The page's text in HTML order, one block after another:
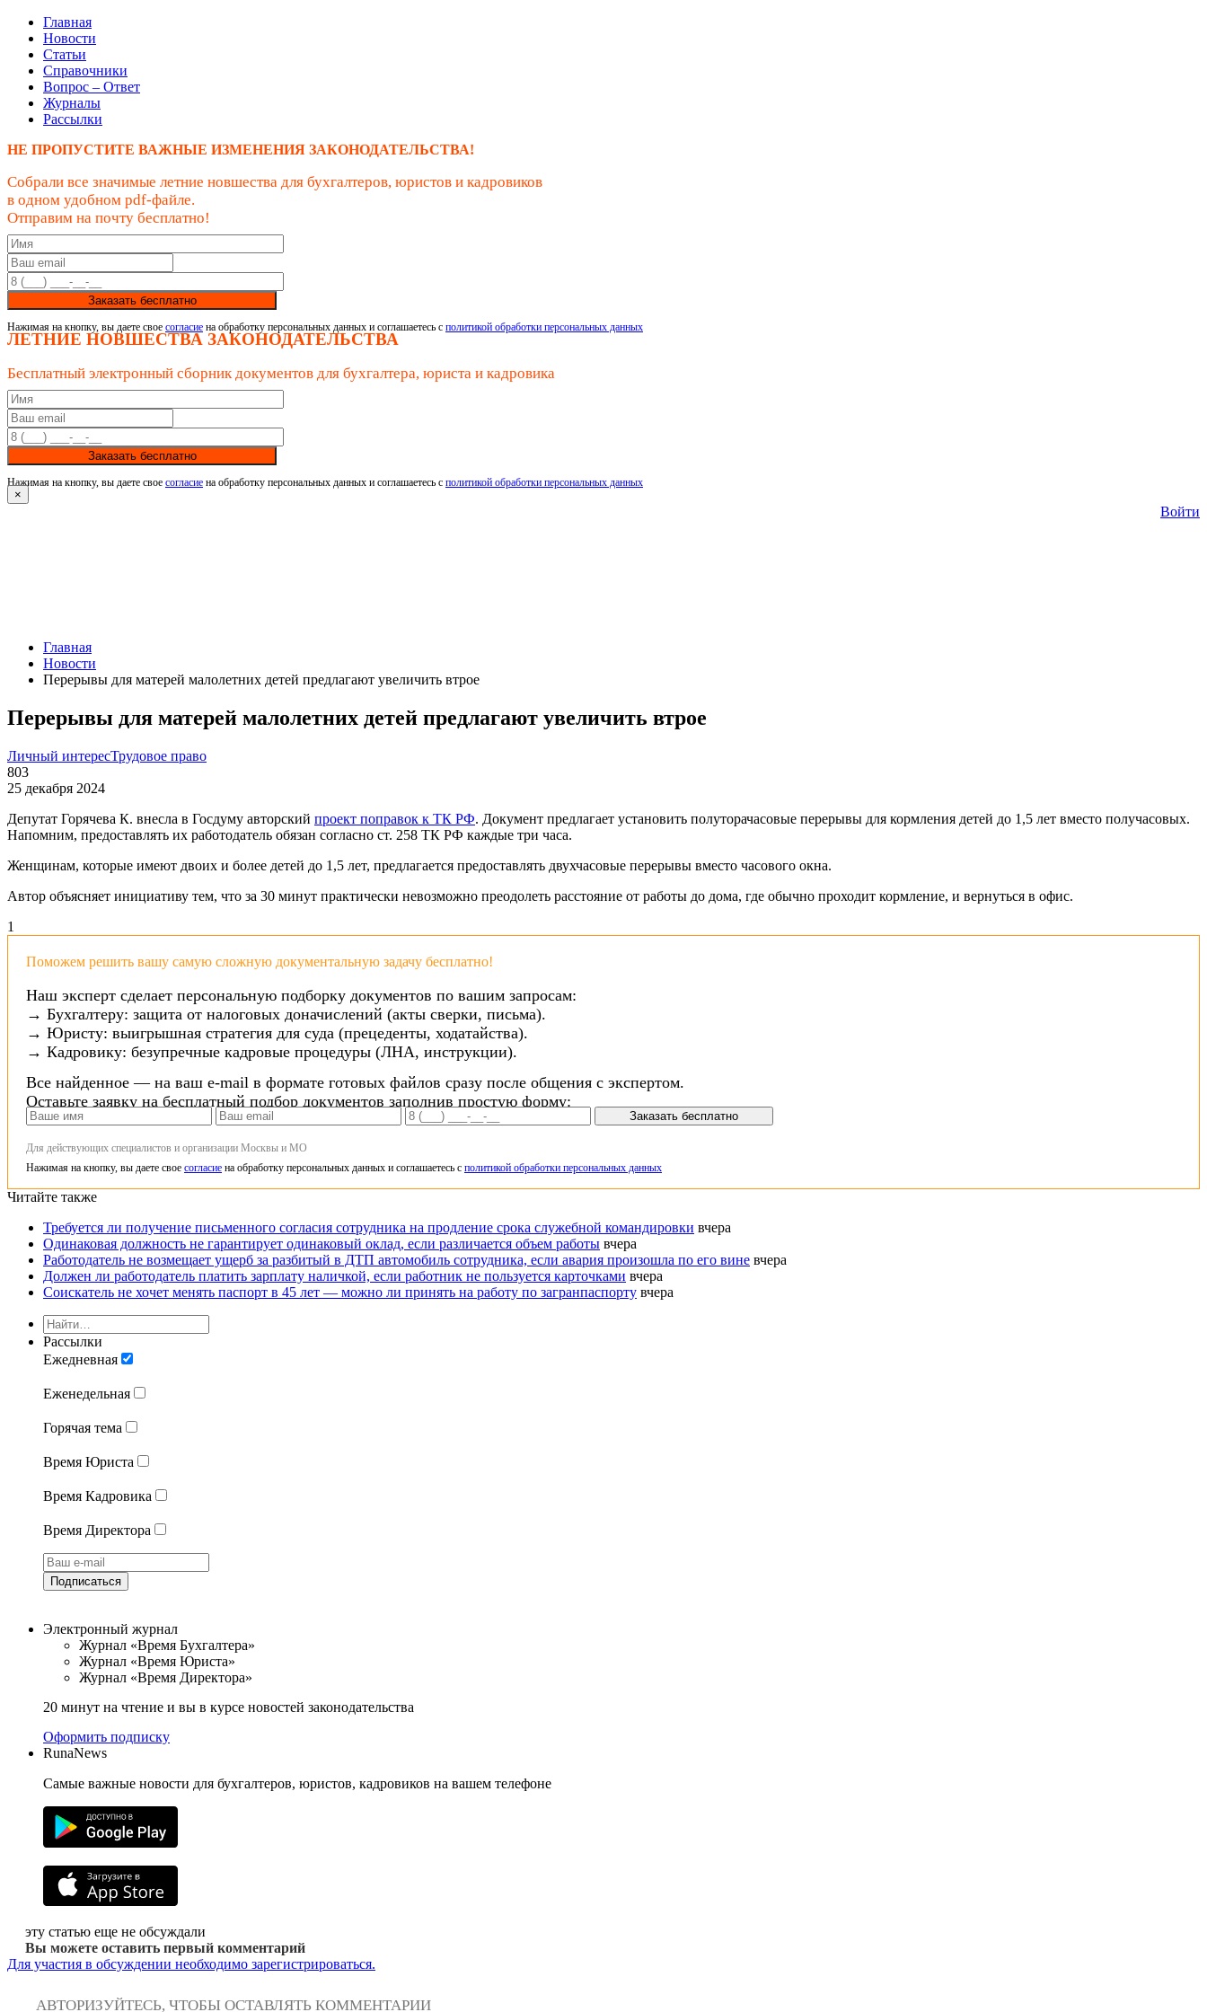
Главная
Новости
Статьи
Справочники
Вопрос – Ответ
Журналы
Рассылки
НЕ ПРОПУСТИТЕ ВАЖНЫЕ ИЗМЕНЕНИЯ ЗАКОНОДАТЕЛЬСТВА!
Собрали все значимые летние новшества для бухгалтеров, юристов и кадровиков
в одном удобном pdf-файле.
Отправим на почту бесплатно!
Заказать бесплатно
Нажимая на кнопку, вы даете свое согласие на обработку персональных данных и соглашаетесь с политикой обработки персональных данных
ЛЕТНИЕ НОВШЕСТВА ЗАКОНОДАТЕЛЬСТВА
Бесплатный электронный сборник документов для бухгалтера, юриста и кадровика
Заказать бесплатно
Нажимая на кнопку, вы даете свое согласие на обработку персональных данных и соглашаетесь с политикой обработки персональных данных
×
Войти
Главная
Новости
Перерывы для матерей малолетних детей предлагают увеличить втрое
Перерывы для матерей малолетних детей предлагают увеличить втрое
Личный интересТрудовое право
803
25 декабря 2024
Депутат Горячева К. внесла в Госдуму авторский проект поправок к ТК РФ. Документ предлагает установить полуторачасовые перерывы для кормления детей до 1,5 лет вместо получасовых.
Напомним, предоставлять их работодатель обязан согласно ст. 258 ТК РФ каждые три часа.
Женщинам, которые имеют двоих и более детей до 1,5 лет, предлагается предоставлять двухчасовые перерывы вместо часового окна.
Автор объясняет инициативу тем, что за 30 минут практически невозможно преодолеть расстояние от работы до дома, где обычно проходит кормление, и вернуться в офис.
1
Поможем решить вашу самую сложную документальную задачу бесплатно!
Наш эксперт сделает персональную подборку документов по вашим запросам:
→ Бухгалтеру: защита от налоговых доначислений (акты сверки, письма).
→ Юристу: выигрышная стратегия для суда (прецеденты, ходатайства).
→ Кадровику: безупречные кадровые процедуры (ЛНА, инструкции).
Все найденное — на ваш e-mail в формате готовых файлов сразу после общения с экспертом.
Оставьте заявку на бесплатный подбор документов заполнив простую форму:
Заказать бесплатно
Для действующих специалистов и организации Москвы и МО
Нажимая на кнопку, вы даете свое согласие на обработку персональных данных и соглашаетесь с политикой обработки персональных данных
Читайте также
Требуется ли получение письменного согласия сотрудника на продление срока служебной командировки вчера
Одинаковая должность не гарантирует одинаковый оклад, если различается объем работы вчера
Работодатель не возмещает ущерб за разбитый в ДТП автомобиль сотрудника, если авария произошла по его вине вчера
Должен ли работодатель платить зарплату наличкой, если работник не пользуется карточками вчера
Соискатель не хочет менять паспорт в 45 лет — можно ли принять на работу по загранпаспорту вчера
Рассылки
Ежедневная
Еженедельная
Горячая тема
Время Юриста
Время Кадровика
Время Директора
Подписаться
Электронный журнал
Журнал «Время Бухгалтера»
Журнал «Время Юриста»
Журнал «Время Директора»
20 минут на чтение и вы в курсе новостей законодательства
Оформить подписку
RunaNews
Самые важные новости для бухгалтеров, юристов, кадровиков на вашем телефоне
эту статью еще не обсуждали
Вы можете оставить первый комментарий
Для участия в обсуждении необходимо зарегистрироваться.
АВТОРИЗУЙТЕСЬ, ЧТОБЫ ОСТАВЛЯТЬ КОММЕНТАРИИ